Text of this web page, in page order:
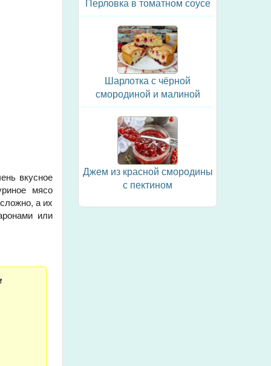
вкусное
мясо
а их
или
Шарлотка с чёрной
смородиной и малиной
Джем из красной смородины
с пектином